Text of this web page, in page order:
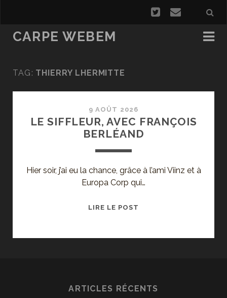
CARPE WEBEM
TAG: THIERRY LHERMITTE
9 AOÛT 2026
LE SIFFLEUR, AVEC FRANÇOIS
BERLÉAND
Hier soir, j’ai eu la chance, grâce à l’ami Viinz et à
Europa Corp qui…
LIRE LE POST
ARTICLES RÉCENTS